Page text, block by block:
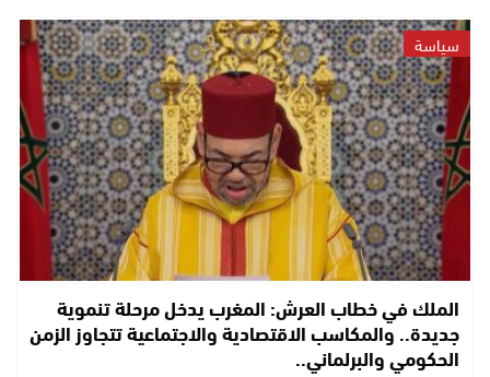
سياسة
الملك في خطاب العرش: المغرب يدخل مرحلة تنموية
جديدة.. والمكاسب الاقتصادية والاجتماعية تتجاوز الزمن
الحكومي والبرلماني..